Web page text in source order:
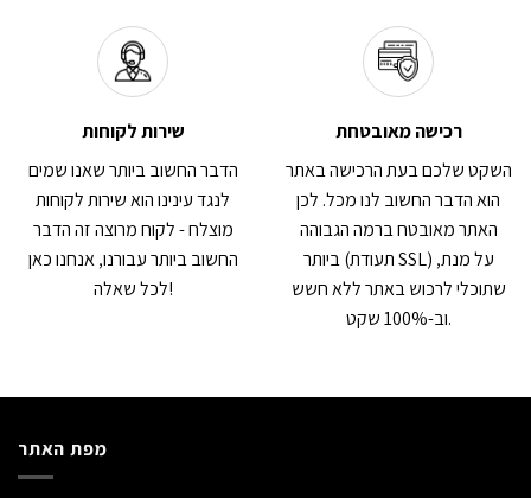
שירות לקוחות
הדבר החשוב ביותר שאנו שמים
לנגד עינינו הוא שירות לקוחות
מוצלח - לקוח מרוצה זה הדבר
החשוב ביותר עבורנו, אנחנו כאן
לכל שאלה!
רכישה מאובטחת
השקט שלכם בעת הרכישה באתר
הוא הדבר החשוב לנו מכל. לכן
האתר מאובטח ברמה הגבוהה
ביותר (תעודת SSL) על מנת,
שתוכלי לרכוש באתר ללא חשש
וב-100% שקט.
מפת האתר